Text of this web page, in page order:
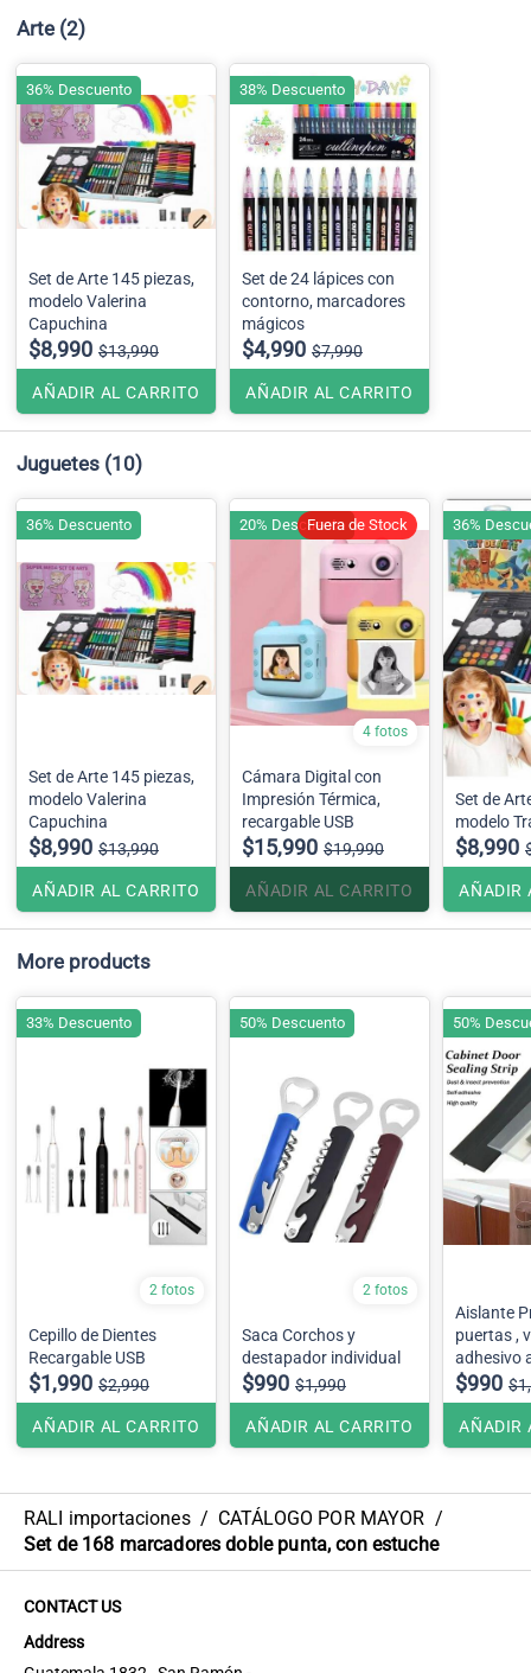
Arte (2)
Set de Arte 145 piezas,
modelo Valerina
Capuchina
$8,990 $13,990
AÑADIR AL CARRITO
36% Descuento
Set de 24 lápices con
contorno, marcadores
mágicos
$4,990 $7,990
AÑADIR AL CARRITO
38% Descuento
Juguetes (10)
Set de Arte 145 piezas,
modelo Valerina
Capuchina
$8,990 $13,990
AÑADIR AL CARRITO
36% Descuento
4 fotos
Cámara Digital con
Impresión Térmica,
recargable USB
$15,990 $19,990
AÑADIR AL CARRITO
20% DescuentoFuera de Stock
Set de
modelo
$8,990
AÑADIR
36%
More products
2 fotos
Cepillo de Dientes
Recargable USB
$1,990 $2,990
AÑADIR AL CARRITO
33% Descuento
2 fotos
Saca Corchos y
destapador individual
$990 $1,990
AÑADIR AL CARRITO
50% Descuento
Aislante
puertas ,
adhesivo
$990
AÑADIR
50%
RALI importaciones / CATÁLOGO POR MAYOR /
Set de 168 marcadores doble punta, con estuche
CONTACT US
Address